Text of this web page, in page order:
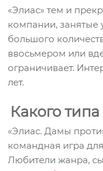
«Элиас» тем и
компании, занятые
большого
ввосьмером или
ограничивает.
лет.
Какого типа
«Элиас. Дамы
командная игра
Любители жанра,